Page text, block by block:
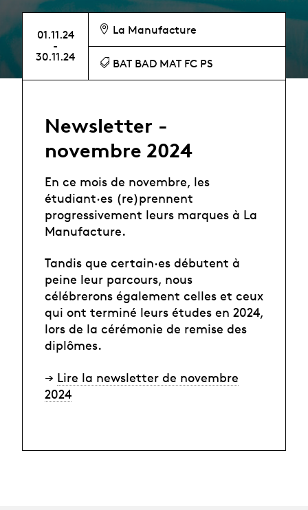
01.11.24
-
30.11.24
La Manufacture
BAT BAD MAT FC PS
Newsletter -
novembre 2024
En ce mois de novembre, les
étudiant·es (re)prennent
progressivement leurs marques à La
Manufacture.
Tandis que certain·es débutent à
peine leur parcours, nous
célébrerons également celles et ceux
qui ont terminé leurs études en 2024,
lors de la cérémonie de remise des
diplômes.
→ Lire la newsletter de novembre
2024